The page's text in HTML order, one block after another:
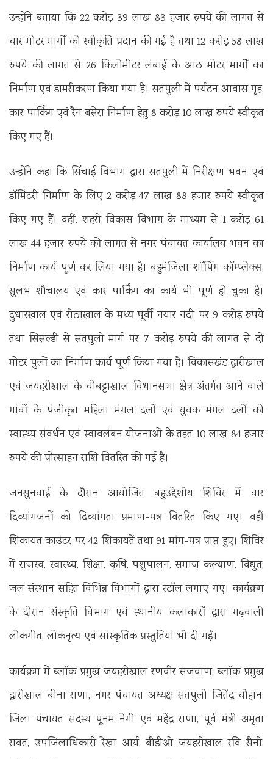
उन्होंने बताया कि 22 करोड़ 39 लाख 83 हजार रुपये की लागत से
चार मोटर मार्गों को स्वीकृति प्रदान की गई है तथा 12 करोड़ 58 लाख
रुपये की लागत से 26 किलोमीटर लंबाई के आठ मोटर मार्गों का
निर्माण एवं डामरीकरण किया गया है। सतपुली में पर्यटन आवास गृह,
कार पार्किंग एवं रैन बसेरा निर्माण हेतु 8 करोड़ 10 लाख रुपये स्वीकृत
किए गए हैं।
उन्होंने कहा कि सिंचाई विभाग द्वारा सतपुली में निरीक्षण भवन एवं
डॉर्मिटरी निर्माण के लिए 2 करोड़ 47 लाख 88 हजार रुपये स्वीकृत
किए गए हैं। वहीं, शहरी विकास विभाग के माध्यम से 1 करोड़ 61
लाख 44 हजार रुपये की लागत से नगर पंचायत कार्यालय भवन का
निर्माण कार्य पूर्ण कर लिया गया है। बहुमंजिला शॉपिंग कॉम्प्लेक्स,
सुलभ शौचालय एवं कार पार्किंग का कार्य भी पूर्ण हो चुका है।
दुधारखाल एवं रीठाखाल के मध्य पूर्वी नयार नदी पर 9 करोड़ रुपये
तथा सिसल्डी से सतपुली मार्ग पर 7 करोड़ रुपये की लागत से दो
मोटर पुलों का निर्माण कार्य पूर्ण किया गया है। विकासखंड द्वारीखाल
एवं जयहरीखाल के चौबट्टाखाल विधानसभा क्षेत्र अंतर्गत आने वाले
गांवों के पंजीकृत महिला मंगल दलों एवं युवक मंगल दलों को
स्वास्थ्य संवर्धन एवं स्वावलंबन योजनाओं के तहत 10 लाख 84 हजार
रुपये की प्रोत्साहन राशि वितरित की गई है।
जनसुनवाई के दौरान आयोजित बहुउद्देशीय शिविर में चार
दिव्यांगजनों को दिव्यांगता प्रमाण-पत्र वितरित किए गए। वहीं
शिकायत काउंटर पर 42 शिकायतें तथा 91 मांग-पत्र प्राप्त हुए। शिविर
में राजस्व, स्वास्थ्य, शिक्षा, कृषि, पशुपालन, समाज कल्याण, विद्युत,
जल संस्थान सहित विभिन्न विभागों द्वारा स्टॉल लगाए गए। कार्यक्रम
के दौरान संस्कृति विभाग एवं स्थानीय कलाकारों द्वारा गढ़वाली
लोकगीत, लोकनृत्य एवं सांस्कृतिक प्रस्तुतियां भी दी गईं।
कार्यक्रम में ब्लॉक प्रमुख जयहरीखाल रणवीर सजवाण, ब्लॉक प्रमुख
द्वारीखाल बीना राणा, नगर पंचायत अध्यक्ष सतपुली जितेंद्र चौहान,
जिला पंचायत सदस्य पूनम नेगी एवं महेंद्र राणा, पूर्व मंत्री अमृता
रावत, उपजिलाधिकारी रेखा आर्य, बीडीओ जयहरीखाल रवि सैनी,